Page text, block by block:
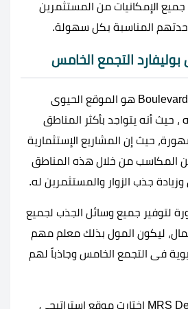
الإمكانيات من المستثمرين
وحدتهم المناسبة بكل سهولة.
التجمع الخامس
إن أهم مايميز مشروع Boulevard هو الموقع الحيوى
، حيث أنه يتواجد بأكثر المناطق
حيث إن المشاريع الإستثمارية
المكاسب من خلال هذه المناطق
جذب الزوار والمستثمرين له.
لتوفير جميع وسائل الجذب لجميع
ليكون المول بذلك معلم مهم
فى التجمع الخامس وجاذباً لهم
إن شركة MRS Developments اختارت موقع استراتيجى